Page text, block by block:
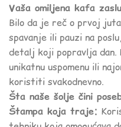
Vaša omiljena kafa
Bilo da je reč o prvoj
spavanje ili pauzi na poslu,
detalj koji popravlja
unikatnu uspomenu ili
koristiti svakodnevno.
Šta naše šolje čini
Štampa koja traje: